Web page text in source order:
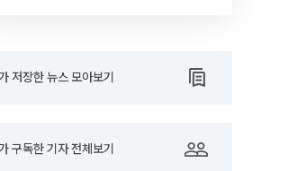
저장한 뉴스 모아보기
구독한 기자 전체보기